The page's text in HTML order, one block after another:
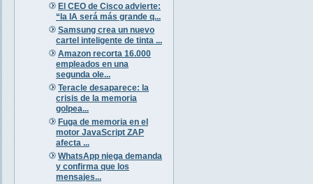
El CEO de Cisco advierte:
“la IA será más grande q...
Samsung crea un nuevo
cartel inteligente de tinta ...
Amazon recorta 16.000
empleados en una
segunda ole...
Teracle desaparece: la
crisis de la memoria
golpea...
Fuga de memoria en el
motor JavaScript ZAP
afecta ...
WhatsApp niega demanda
y confirma que los
mensajes...